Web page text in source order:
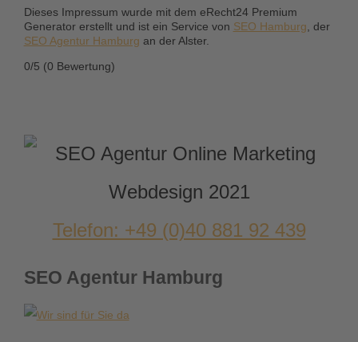
Dieses Impressum wurde mit dem eRecht24 Premium
Generator erstellt und ist ein Service von SEO Hamburg , der
SEO Agentur Hamburg an der Alster.
0/5 (0 Bewertung)
Telefon: +49 (0)40 881 92 439
SEO Agentur Hamburg